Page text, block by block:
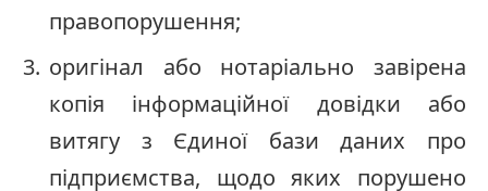
правопорушення;
оригінал або нотаріально завірена
копія інформаційної довідки або
витягу з Єдиної бази даних про
підприємства, щодо яких порушено